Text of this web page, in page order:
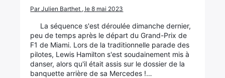
Par Julien Barthet , le 8 mai 2023
La séquence s'est déroulée dimanche dernier,
peu de temps après le départ du Grand-Prix de
F1 de Miami. Lors de la traditionnelle parade des
pilotes, Lewis Hamilton s'est soudainement mis à
danser, alors qu'il était assis sur le dossier de la
banquette arrière de sa Mercedes !…